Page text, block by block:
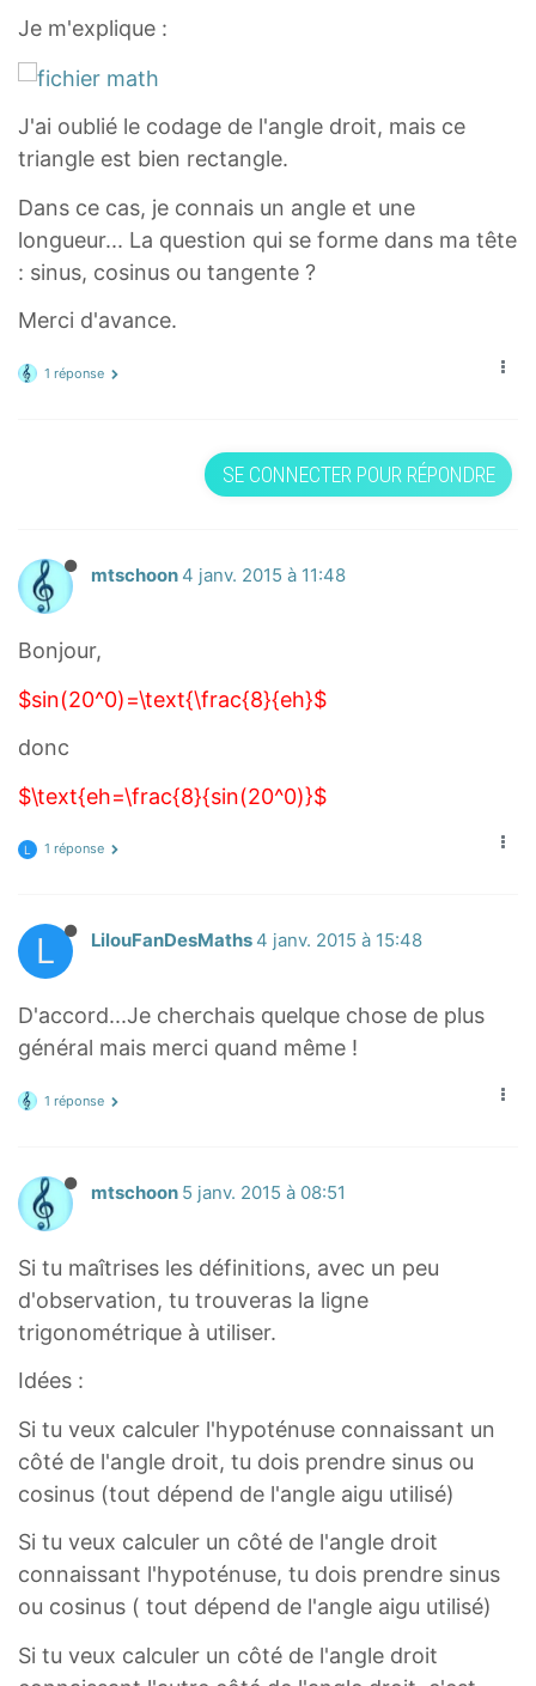
Je m'explique :
J'ai oublié le codage de l'angle droit, mais ce
triangle est bien rectangle.
Dans ce cas, je connais un angle et une
longueur... La question qui se forme dans ma tête
: sinus, cosinus ou tangente ?
Merci d'avance.
1 réponse
SE CONNECTER POUR RÉPONDRE
mtschoon 4 janv. 2015 à 11:48
Bonjour,
$sin(20^0)=\text{\frac{8}{eh}$
donc
$\text{eh=\frac{8}{sin(20^0)}$
L 1 réponse
L LilouFanDesMaths 4 janv. 2015 à 15:48
D'accord...Je cherchais quelque chose de plus
général mais merci quand même !
1 réponse
mtschoon 5 janv. 2015 à 08:51
Si tu maîtrises les définitions, avec un peu
d'observation, tu trouveras la ligne
trigonométrique à utiliser.
Idées :
Si tu veux calculer l'hypoténuse connaissant un
côté de l'angle droit, tu dois prendre sinus ou
cosinus (tout dépend de l'angle aigu utilisé)
Si tu veux calculer un côté de l'angle droit
connaissant l'hypoténuse, tu dois prendre sinus
ou cosinus ( tout dépend de l'angle aigu utilisé)
Si tu veux calculer un côté de l'angle droit